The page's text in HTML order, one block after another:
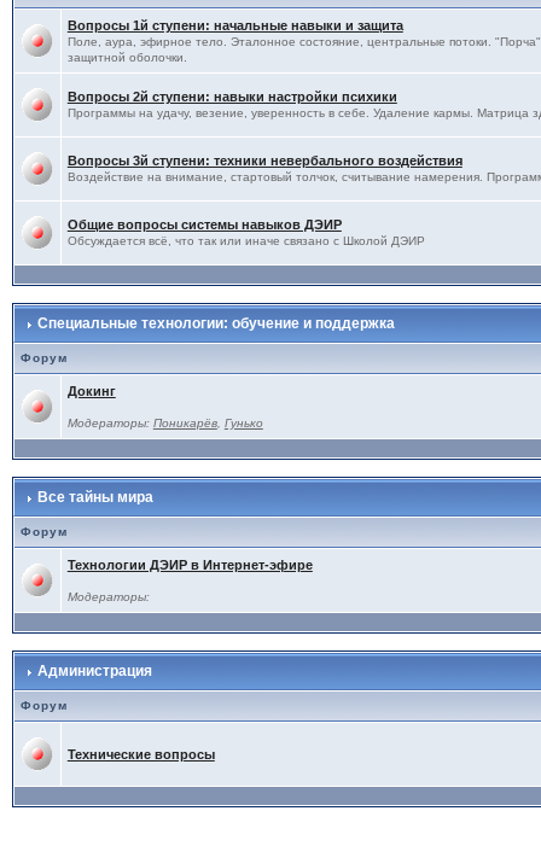
Вопросы 1й ступени: начальные навыки и защита
Поле, аура, эфирное тело. Эталонное состояние, центральные потоки.
защитной оболочки.
Вопросы 2й ступени: навыки настройки психики
Программы на удачу, везение, уверенность в себе. Удаление кармы. Матрица
Вопросы 3й ступени: техники невербального воздействия
Воздействие на внимание, стартовый толчок, считывание намерения.
Общие вопросы системы навыков ДЭИР
Обсуждается всё, что так или иначе связано с Школой ДЭИР
Специальные технологии: обучение и поддержка
Форум
Докинг
Модераторы: Поникарёв, Гунько
Все тайны мира
Форум
Технологии ДЭИР в Интернет-эфире
Модераторы:
Администрация
Форум
Технические вопросы